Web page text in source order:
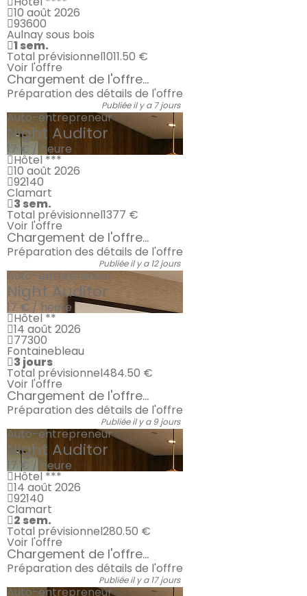
10 août 2026
93600
Aulnay sous bois
1 sem.
Total prévisionnel1011.50 €
Voir l'offre
Chargement de l'offre...
Préparation des détails de l'offre
Publiée il y a 7 jours
Auto-entrepreneur
Night Auditor
17 € / heure
Hôtel ***
10 août 2026
92140
Clamart
3 sem.
Total prévisionnel1377 €
Voir l'offre
Chargement de l'offre...
Préparation des détails de l'offre
Publiée il y a 12 jours
Auto-entrepreneur
Night Auditor
17 € / heure
Hôtel **
14 août 2026
77300
Fontainebleau
3 jours
Total prévisionnel484.50 €
Voir l'offre
Chargement de l'offre...
Préparation des détails de l'offre
Publiée il y a 9 jours
Auto-entrepreneur
Night Auditor
17 € / heure
Hôtel ***
14 août 2026
92140
Clamart
2 sem.
Total prévisionnel280.50 €
Voir l'offre
Chargement de l'offre...
Préparation des détails de l'offre
Publiée il y a 17 jours
Auto-entrepreneur